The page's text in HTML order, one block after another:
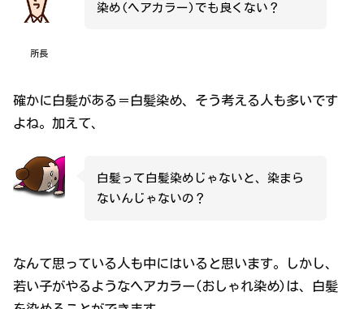
所長
染め(ヘアカラー)でも良くない？
確かに白髪がある＝白髪染め、そう考える人も多いです
よね。加えて、
白髪って白髪染めじゃないと、染まら
ないんじゃないの？
なんて思っている人も中にはいると思います。しかし、
若い子がやるようなヘアカラー(おしゃれ染め)は、白髪